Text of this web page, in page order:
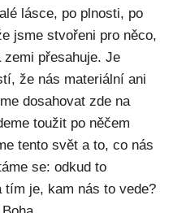
lásce, po plnosti, po
jsme stvořeni pro něco,
přesahuje. Je
že nás materiální ani
dosahovat zde na
toužit po něčem
tento svět a to, co nás
se: odkud to
je, kam nás to vede?